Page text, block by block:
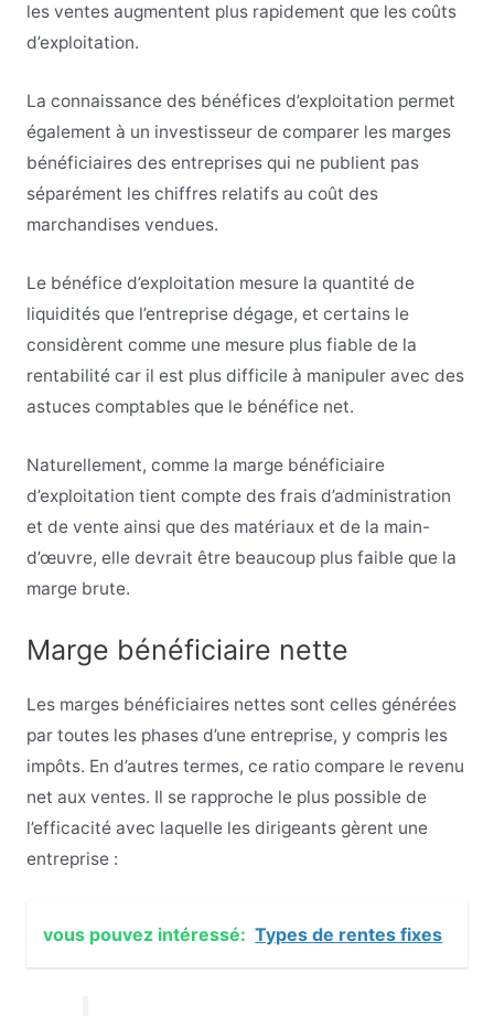
les ventes augmentent plus rapidement que les coûts
d’exploitation.
La connaissance des bénéfices d’exploitation permet
également à un investisseur de comparer les marges
bénéficiaires des entreprises qui ne publient pas
séparément les chiffres relatifs au coût des
marchandises vendues.
Le bénéfice d’exploitation mesure la quantité de
liquidités que l’entreprise dégage, et certains le
considèrent comme une mesure plus fiable de la
rentabilité car il est plus difficile à manipuler avec des
astuces comptables que le bénéfice net.
Naturellement, comme la marge bénéficiaire
d’exploitation tient compte des frais d’administration
et de vente ainsi que des matériaux et de la main-
d’œuvre, elle devrait être beaucoup plus faible que la
marge brute.
Marge bénéficiaire nette
Les marges bénéficiaires nettes sont celles générées
par toutes les phases d’une entreprise, y compris les
impôts. En d’autres termes, ce ratio compare le revenu
net aux ventes. Il se rapproche le plus possible de
l’efficacité avec laquelle les dirigeants gèrent une
entreprise :
vous pouvez intéressé: Types de rentes fixes